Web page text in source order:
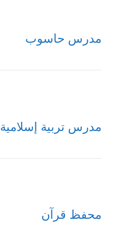
مدرس حاسوب
مدرس تربية إسلامية
محفظ قرآن